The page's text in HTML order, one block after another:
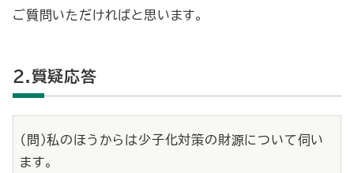
ご質問いただければと思います。
2.質疑応答
（問）私のほうからは少子化対策の財源について伺い
ます。